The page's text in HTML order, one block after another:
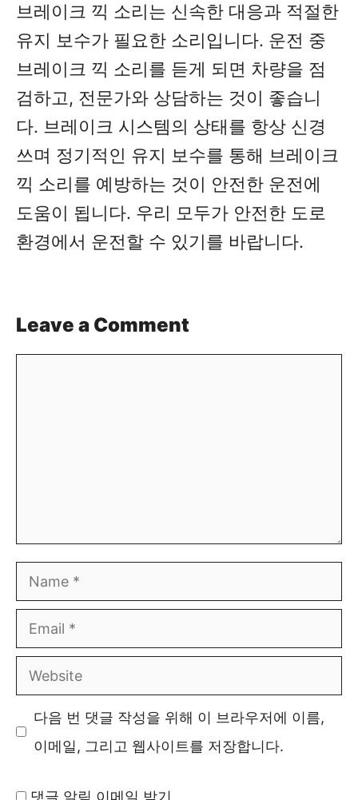
브레이크 끽 소리는 신속한 대응과 적절한
유지 보수가 필요한 소리입니다. 운전 중
브레이크 끽 소리를 듣게 되면 차량을 점
검하고, 전문가와 상담하는 것이 좋습니
다. 브레이크 시스템의 상태를 항상 신경
쓰며 정기적인 유지 보수를 통해 브레이크
끽 소리를 예방하는 것이 안전한 운전에
도움이 됩니다. 우리 모두가 안전한 도로
환경에서 운전할 수 있기를 바랍니다.
Leave a Comment
Name
Email
Website
다음 번 댓글 작성을 위해 이 브라우저에 이름,
이메일, 그리고 웹사이트를 저장합니다.
댓글 알림 이메일 받기